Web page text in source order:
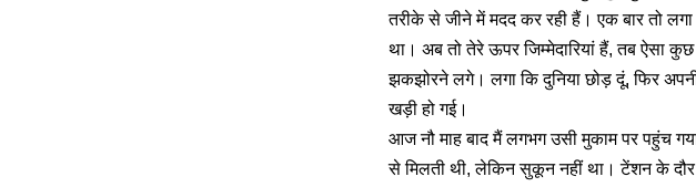
तरीके से जीने में मदद कर रही हैं। एक बार तो
था। अब तो तेरे ऊपर जिम्मेदारियां हैं, तब ऐसा कुछ
झकझोरने लगे। लगा कि दुनिया छोड़ दूं, फिर
खड़ी हो गई।
आज नौ माह बाद मैं लगभग उसी मुकाम पर पहुंच
से मिलती थी, लेकिन सुकून नहीं था। टेंशन के